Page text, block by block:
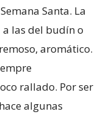
Santa. La
las del budín o
aromático.
rallado. Por ser
algunas